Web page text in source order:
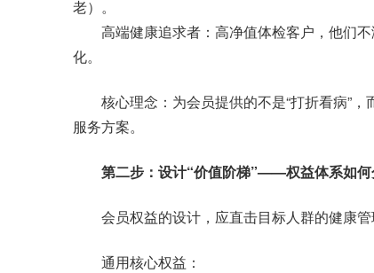
老）。
高端健康追求者：高净值体检客户，他们不
化。
核心理念：为会员提供的不是“打折看病”，
服务方案。
第二步：设计“价值阶梯”——权益体系如何
会员权益的设计，应直击目标人群的健康管
通用核心权益：